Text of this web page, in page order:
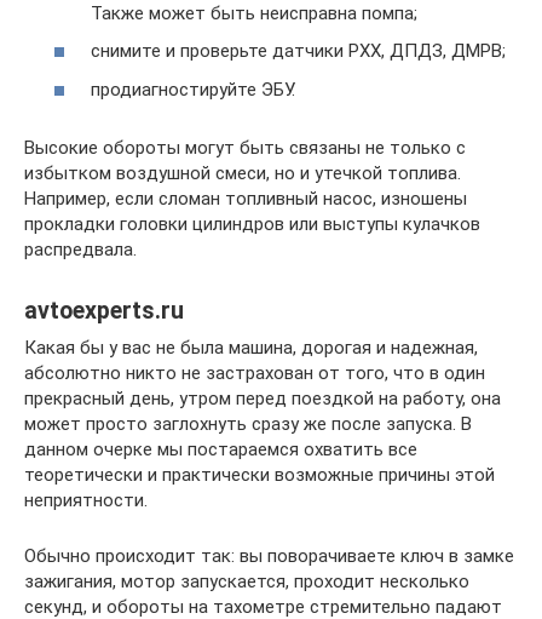
Также может быть неисправна помпа;
снимите и проверьте датчики РХХ, ДПДЗ, ДМРВ;
продиагностируйте ЭБУ.
Высокие обороты могут быть связаны не только с
избытком воздушной смеси, но и утечкой топлива.
Например, если сломан топливный насос, изношены
прокладки головки цилиндров или выступы кулачков
распредвала.
avtoexperts.ru
Какая бы у вас не была машина, дорогая и надежная,
абсолютно никто не застрахован от того, что в один
прекрасный день, утром перед поездкой на работу, она
может просто заглохнуть сразу же после запуска. В
данном очерке мы постараемся охватить все
теоретически и практически возможные причины этой
неприятности.
Обычно происходит так: вы поворачиваете ключ в замке
зажигания, мотор запускается, проходит несколько
секунд, и обороты на тахометре стремительно падают